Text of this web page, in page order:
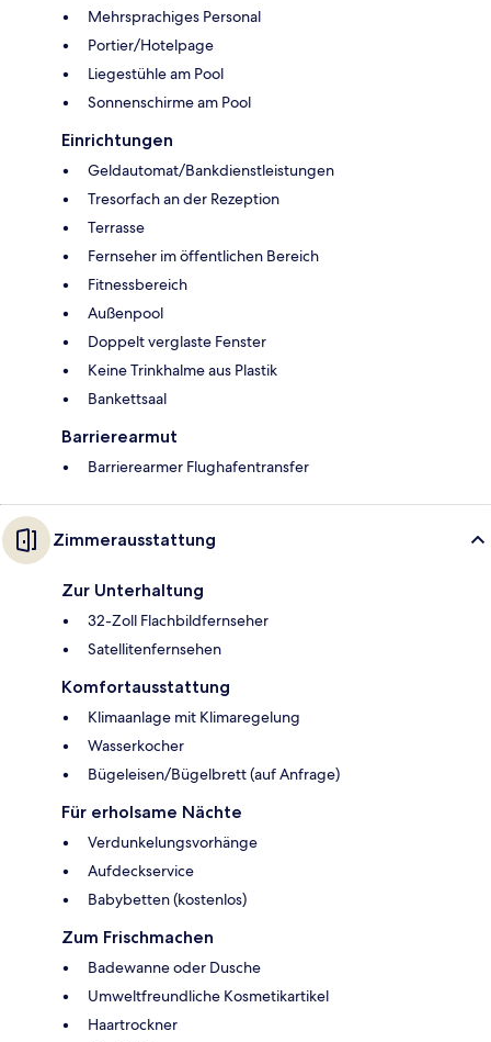
Mehrsprachiges Personal
Portier/Hotelpage
Liegestühle am Pool
Sonnenschirme am Pool
Einrichtungen
Geldautomat/Bankdienstleistungen
Tresorfach an der Rezeption
Terrasse
Fernseher im öffentlichen Bereich
Fitnessbereich
Außenpool
Doppelt verglaste Fenster
Keine Trinkhalme aus Plastik
Bankettsaal
Barrierearmut
Barrierearmer Flughafentransfer
Zimmerausstattung
Zur Unterhaltung
32-Zoll Flachbildfernseher
Satellitenfernsehen
Komfortausstattung
Klimaanlage mit Klimaregelung
Wasserkocher
Bügeleisen/Bügelbrett (auf Anfrage)
Für erholsame Nächte
Verdunkelungsvorhänge
Aufdeckservice
Babybetten (kostenlos)
Zum Frischmachen
Badewanne oder Dusche
Umweltfreundliche Kosmetikartikel
Haartrockner